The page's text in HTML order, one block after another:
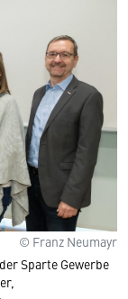
© Franz Neumayr
Sparte Gewerbe